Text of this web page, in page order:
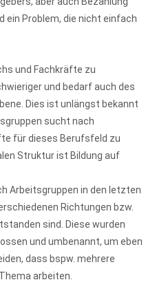
ein Problem, die nicht einfach
und Fachkräfte zu
und bedarf auch des
Dies ist unlängst bekannt
sucht nach
für dieses Berufsfeld zu
Struktur ist Bildung auf
Arbeitsgruppen in den letzten
Richtungen bzw.
sind. Diese wurden
und umbenannt, um eben
dass bspw. mehrere
arbeiten.